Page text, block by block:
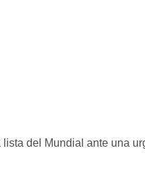
del Mundial ante una